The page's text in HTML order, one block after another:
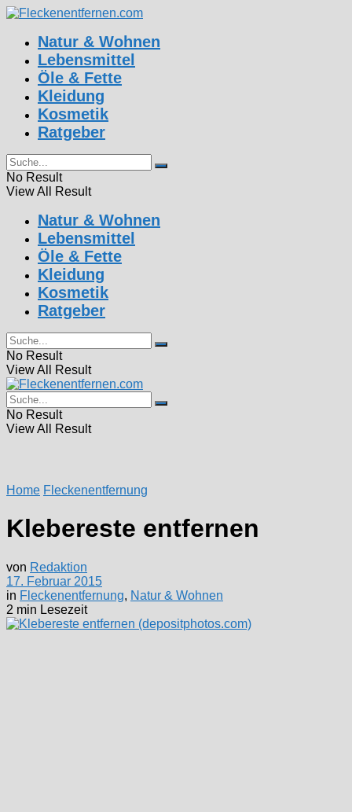
Natur & Wohnen
Lebensmittel
Öle & Fette
Kleidung
Kosmetik
Ratgeber
No Result
View All Result
Natur & Wohnen
Lebensmittel
Öle & Fette
Kleidung
Kosmetik
Ratgeber
No Result
View All Result
No Result
View All Result
Home Fleckenentfernung
Klebereste entfernen
von Redaktion
17. Februar 2015
in Fleckenentfernung, Natur & Wohnen
2 min Lesezeit